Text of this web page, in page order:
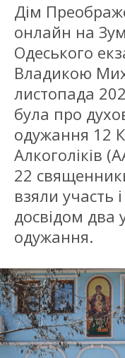
Дім
онлайн на
Одеського
Владикою
листопада
була про
одужання 12
Алкоголіків
22
взяли участь
досвідом два
одужання.